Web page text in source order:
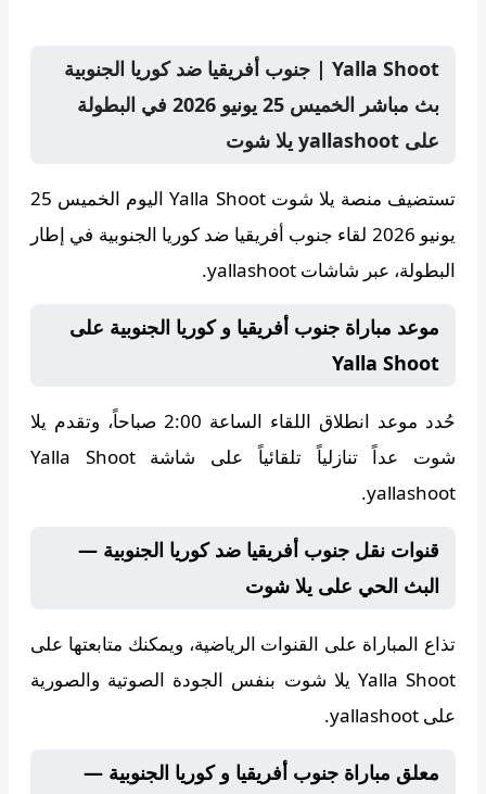
Yalla Shoot | جنوب أفريقيا ضد كوريا الجنوبية
بث مباشر الخميس 25 يونيو 2026 في البطولة
على yallashoot يلا شوت
تستضيف منصة يلا شوت Yalla Shoot
اليوم الخميس 25
يونيو 2026 لقاء جنوب أفريقيا ضد كوريا الجنوبية في إطار
البطولة، عبر شاشات yallashoot.
موعد مباراة جنوب أفريقيا و كوريا الجنوبية على
Yalla Shoot
حُدد موعد انطلاق اللقاء الساعة 2:00 صباحاً ، وتقدم يلا
شوت
عداً تنازلياً تلقائياً على شاشة Yalla Shoot
yallashoot.
قنوات نقل جنوب أفريقيا ضد كوريا الجنوبية —
البث الحي على يلا شوت
تذاع المباراة على القنوات الرياضية، ويمكنك متابعتها على
Yalla Shoot يلا شوت
بنفس الجودة الصوتية والصورية
على yallashoot.
معلق مباراة جنوب أفريقيا و كوريا الجنوبية —